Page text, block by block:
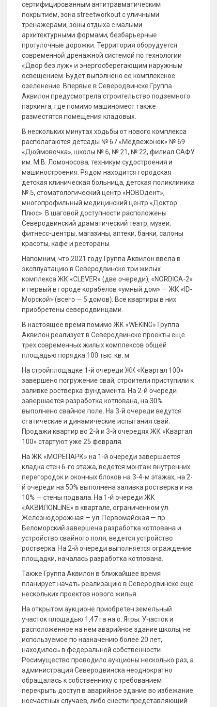
сертифицированным антитравматическим
покрытием, зона streetworkout с уличными
тренажерами, зоны отдыха с малыми
архитектурными формами, безбарьерные
прогулочные дорожки. Территория оборудуется
современной дренажной системой по технологии
«Двор без луж» и энергосберегающим наружным
освещением. Будет выполнено ее комплексное
озеленение. Впервые в Северодвинске Группа
Аквилон предусмотрела строительство подземного
паркинга, где помимо машиномест также
разместятся помещения кладовых.
В нескольких минутах ходьбы от нового комплекса
располагаются детсады № 67 «Медвежонок» № 69
«Дюймовочка», школы № 6, № 21, № 22, филиал САФУ
им. М.В. Ломоносова, техникум судостроения и
машиностроения. Рядом находится городская
детская клиническая больница, детская поликлиника
№ 5, стоматологический центр «НОВОдент»,
многопрофильный медицинский центр «Доктор
Плюс». В шаговой доступности расположены
Северодвинский драматический театр, музеи,
фитнесс-центры, магазины, аптеки, банки, салоны
красоты, кафе и рестораны.
Напомним, что 2021 году Группа Аквилон ввела в
эксплуатацию в Северодвинске три жилых
комплекса ЖК «CLEVER» (две очереди), «NORDICA-2»
и первый в городе корабелов «умный дом» — ЖК «ID-
Морской» (всего — 5 домов). Все квартиры в них
приобретены северодвинцами.
В настоящее время помимо ЖК «WEKING» Группа
Аквилон реализует в Северодвинске проекты еще
трех современных жилых комплексов общей
площадью порядка 100 тыс. кв. м.
На стройплощадке 1-й очереди ЖК «Квартал 100»
завершено погружение свай, строители приступили к
заливке ростверка фундамента. На 2-й очереди
завершается разработка котлована, на 30%
выполнено свайное поле. На 3-й очереди ведутся
статические и динамические испытания свай.
Продажи квартир во 2-й и 3-й очередях ЖК «Квартал
100» стартуют уже 25 февраля.
На ЖК «МОРЕПАРК» на 1-й очереди завершается
кладка стен 6-го этажа, ведется монтаж внутренних
перегородок и оконных блоков на 3-4-м этажах; на 2-
й очереди на 50% выполнена заливка ростверка и на
10% — стены подвала. На 1-й очереди ЖК
«АКВИЛONLINE» в квартале, ограниченном ул.
Железнодорожная — ул. Первомайская — пр.
Беломорский завершена разработка котлована и
устройство свайного поля, ведется устройство
ростверка. На 2-й очереди выполняется ограждение
площадки, началась разработка котлована.
Также Группа Аквилон в ближайшее время
планирует начать реализацию в Северодвинске еще
нескольких проектов нового жилья.
На открытом аукционе приобретен земельный
участок площадью 1,47 га на о. Ягры. Участок и
расположенное на нем аварийное здание школы, не
используемое по назначению более 20 лет,
находилось в федеральной собственности.
Росимущество проводило аукционы несколько раз, а
администрация Северодвинска неоднократно
обращалась к собственнику с требованием
перекрыть доступ в аварийное здание во избежание
несчастных случаев, либо снести представляющий